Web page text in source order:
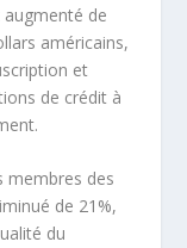
de
américains,
et
de crédit à
membres des
de 21%,
du